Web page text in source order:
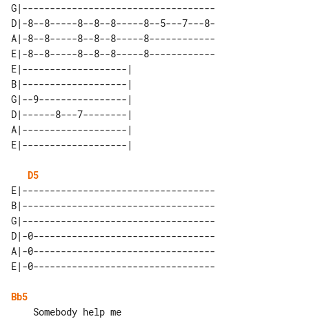
G|-----------------------------------
D|-8--8-----8--8--8-----8--5---7---8-
A|-8--8-----8--8--8-----8------------
E|-8--8-----8--8--8-----8------------
E|-------------------|
B|-------------------|
G|--9----------------|
D|------8---7--------|
A|-------------------|
D5
E|-----------------------------------
B|-----------------------------------
G|-----------------------------------
D|-0---------------------------------
A|-0---------------------------------
Bb5